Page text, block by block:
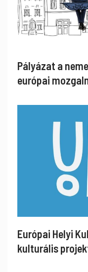
Pályázat a
európai
Európai Helyi
kulturális